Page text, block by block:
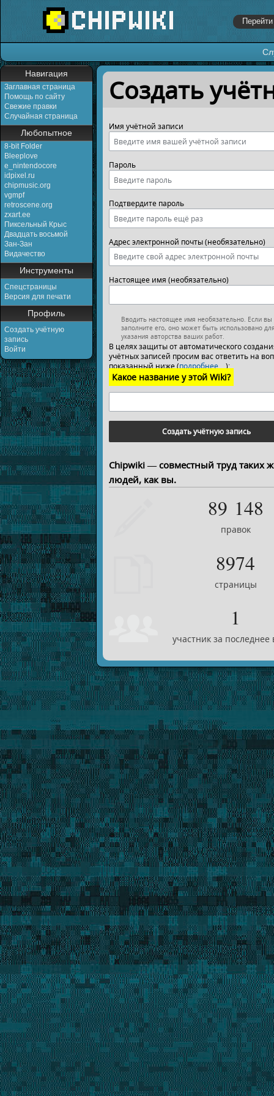
Навигация
Заглавная страница
Помощь по сайту
Свежие правки
Случайная страница
Любопытное
8-bit Folder
Bleeplove
e_nintendocore
idpixel.ru
chipmusic.org
vgmpf
retroscene.org
zxart.ee
Пиксельный Крыс
Двадцать восьмой
Зан-Зан
Видачество
Инструменты
Спецстраницы
Версия для печати
Профиль
Создать учётную
запись
Войти
Перейти к:навигация,поиск
Создать
Имя учётной записи
Пароль
Подтвердите пароль
Адрес электронной почты (необязательно)
Настоящее имя (необязательно)
Вводить настоящее имя необязательно. Если вы
заполните его, оно может быть использовано
указания авторства ваших работ.
В целях защиты от автоматического
учётных записей просим вас ответить на
показанный ниже (подробнее…):
Какое название у этой Wiki?
Создать учётную запись
Chipwiki — совместный труд таких
людей, как вы.
89 148
правок
8974
страницы
1
участник за последнее